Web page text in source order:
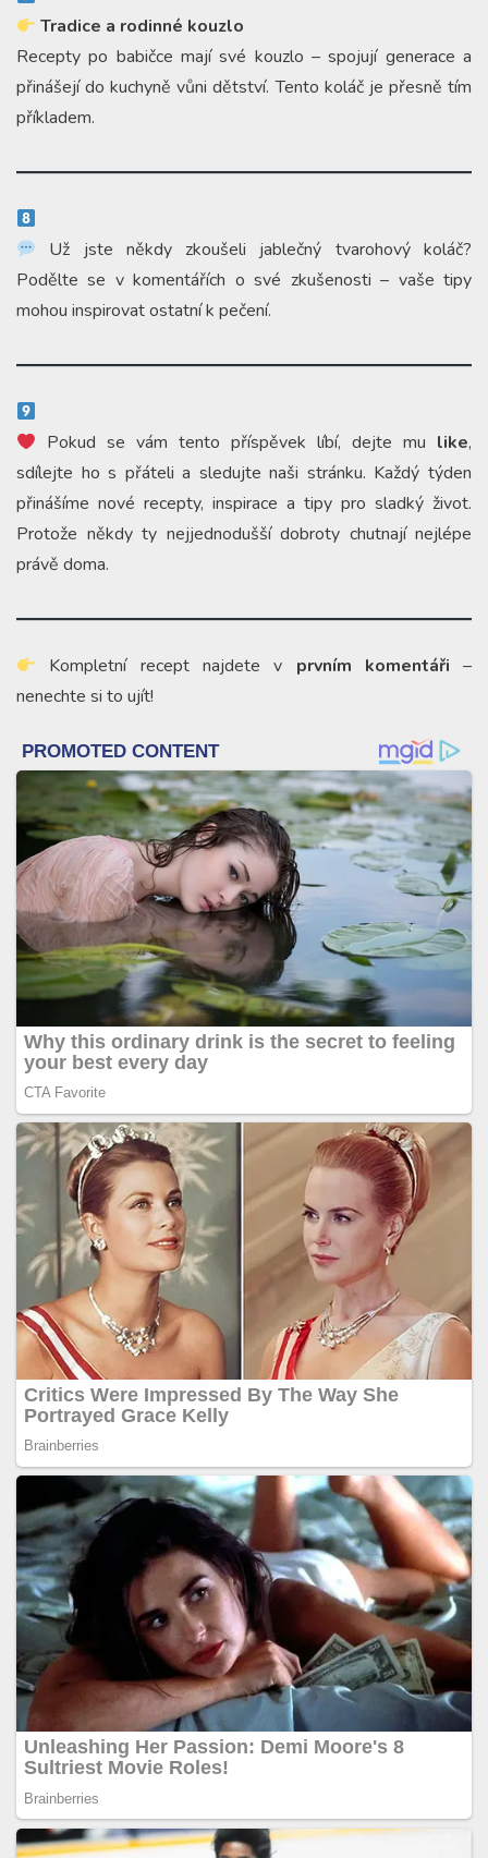
Tradice a rodinné kouzlo
Recepty po babičce mají své kouzlo – spojují generace a
přinášejí do kuchyně vůni dětství. Tento koláč je přesně tím
příkladem.
Už jste někdy zkoušeli jablečný tvarohový koláč?
Podělte se v komentářích o své zkušenosti – vaše tipy
mohou inspirovat ostatní k pečení.
Pokud se vám tento příspěvek líbí, dejte mu like,
sdílejte ho s přáteli a sledujte naši stránku. Každý týden
přinášíme nové recepty, inspirace a tipy pro sladký život.
Protože někdy ty nejjednodušší dobroty chutnají nejlépe
právě doma.
Kompletní recept najdete v prvním komentáři –
nenechte si to ujít!